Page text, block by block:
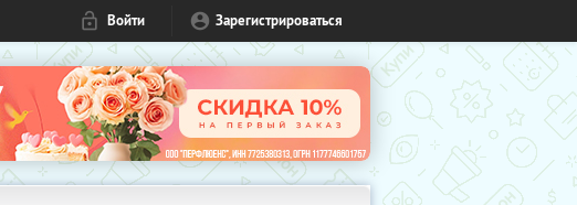
Войти Зарегистрироваться